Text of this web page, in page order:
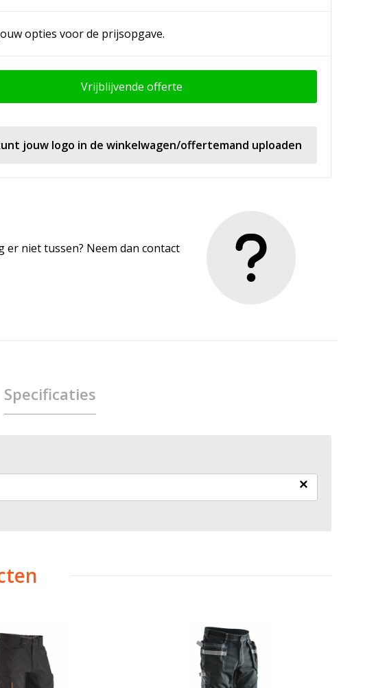
opties voor de prijsopgave.
Vrijblijvende offerte
jouw logo in de winkelwagen/offertemand uploaden
niet tussen? Neem dan contact
Specificaties
×